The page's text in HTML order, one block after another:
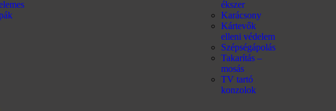
ékszer
Karácsony
Kártevők
elleni védelem
Szépségápolás
Takarítás –
mosás
TV tartó
konzolok